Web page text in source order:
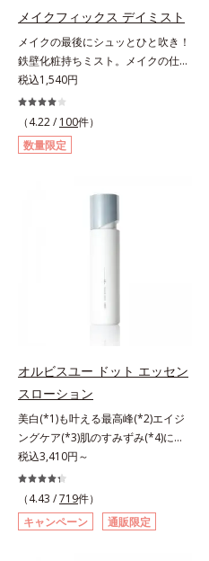
を配合。カプセルが浸透してから成
分を放出する特殊技術によって、高
い浸透力(*3)と安定性を実現。毛穴
の目立ちをしっかりケア(*4)して、
ゆらぎやすいニキビ肌を、みずみず
しい清潔な垢抜け肌(*1)へと導きま
す。たっぷりの保湿成分で低刺激。
敏感肌の方にもお使いいただけます
肌）M＝しっとりタイプ（ニキビの
洗浄による汚れの除去*2 テトラ2-
ン酸、ユズセラミド、スフィンゴ糖
脂質*3 角層内*4 うるおいによりキ
メを整えて毛穴を目立たなくする*5
いうわけではありません※敏感肌対
象パッチテスト済（すべての人に皮
膚刺激がおきないというわけではあ
りません）※弱酸性（ローション・
モイスチャーのみ）アレルギーテス
ト済＝全ての方にアレルギーが起こ
らないということではありません。
ノンコメドジェニックテスト済＝す
べての人にコメド（ニキビのもと）
メイクフィックス デイミスト
メイクの最後にシュッとひと吹き！
鉄壁化粧持ちミスト。メイクの仕上
げにシュッとひと吹き。肌とメイク
の密着感をピタッと高め、メイクく
ずれを防ぎ、化粧持ちをアップさせ
るミストタイプの化粧水です。くず
れ防止成分(*1)を含む層と美容成分
振って混ぜると、美容成分がくずれ
ピタッと密着。くずれ防止成分が
でメイクをくずさずガードします。
さらに保湿成分配合でうるおい感が
続き、エアコンなどによる乾燥も防
ぎます。*1 トリメチルシロキシケ
イ酸、ジメチコン配合＝汗や水、皮
脂をはじき、メイクくずれを防ぐ成
分*2 オリーブ葉エキス、ゴレンシ
葉エキス、加水分解ヒアルロン酸、
異性化糖配合＝保湿成分【ご使用方
法】2層タイプなので、必ず容器を
よく振ってからお使いください。メ
イクの仕上げに、顔から20cm程度
離し、目と口を閉じて、顔全体に適
量吹きかけてください。（5～6プッ
税込1,540円
（4.22 / 100件）
数量限定
オルビスユー ドット エッセン
スローション
美白(*1)も叶える最高峰(*2)エイジ
ングケア(*3)肌のすみずみ(*4)にし
みわたるうるおい充満ローション。
ハリも透明感(*5)も結果主義。年齢
サイン(*6)の因子に着目した肌科学
エイジングケア(*3)シリーズ。オル
ビスユー ドットシリーズは、年齢
税込3,410円～
（4.43 /719件）
キャンペーン
通販限定